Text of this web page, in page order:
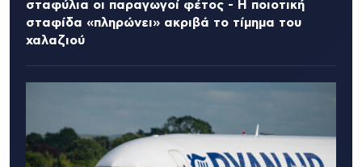
σταφύλια οι παραγωγοί φέτος - Η ποιοτική
σταφίδα «πληρώνει» ακριβά το τίμημα του
χαλαζιού